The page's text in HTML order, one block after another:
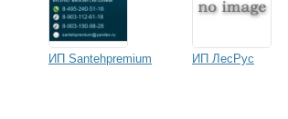
ИП Santehpremium ИП ЛесРус